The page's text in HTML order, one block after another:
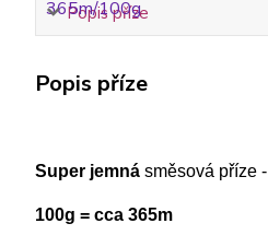
Popis příze
Popis příze
Super jemnásměsová příze -
100g = cca 365m